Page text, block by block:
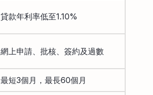
貸款年利率低至1.10%
網上申請、批核、簽約及過數
最短3個月，最長60個月